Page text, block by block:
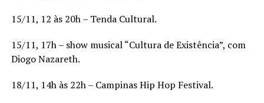
15/11, 12 às 20h – Tenda Cultural.
15/11, 17h – show musical “Cultura de Existência”, com
Diogo Nazareth.
18/11, 14h às 22h – Campinas Hip Hop Festival.